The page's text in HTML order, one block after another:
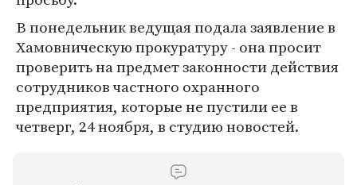
В понедельник ведущая подала заявление в
Хамовническую прокуратуру - она просит
проверить на предмет законности действия
сотрудников частного охранного
предприятия, которые не пустили ее в
четверг, 24 ноября, в студию новостей.